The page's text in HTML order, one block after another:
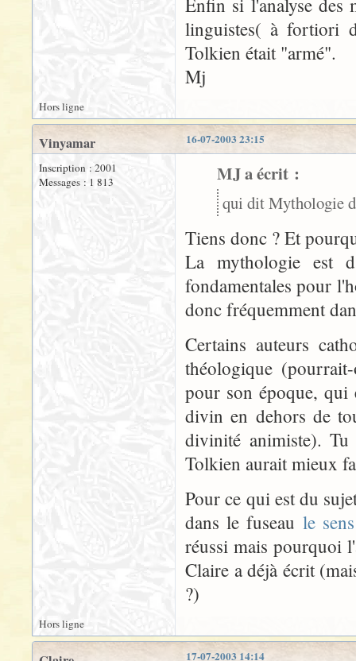
Enfin si l'analyse des
linguistes( à fortiori
Tolkien était "armé".
Mj
Hors ligne
16-07-2003 23:15
Vinyamar
Inscription : 2001
Messages : 1 813
MJ a écrit :
qui dit Mythologie
Tiens donc ? Et
La mythologie est
fondamentales pour
donc fréquemment
Certains auteurs
théologique
pour son époque,
divin en dehors de
divinité animiste).
Tolkien aurait mieux
Pour ce qui est du
dans le fuseau le
réussi mais pourquoi
Claire a déjà écrit
?)
Hors ligne
17-07-2003 14:14